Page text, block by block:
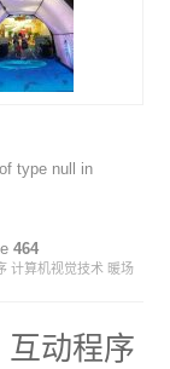
type null in
464
计算机视觉技术 暖场
互动程序